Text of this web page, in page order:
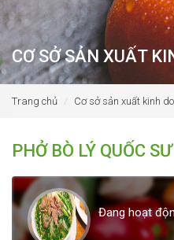
CƠ SỞ SẢN XUẤT
Trang chủ Cơ sở sản xuất kinh
PHỞ BÒ LÝ QUỐC
Đang hoạt